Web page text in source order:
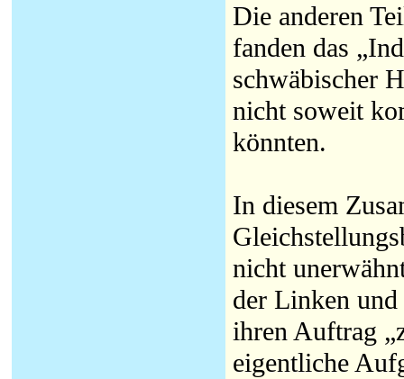
Die anderen
fanden das
schwäbischer
nicht soweit
könnten.
In diesem
nicht
der Linken und
ihren Auftrag
eigentliche